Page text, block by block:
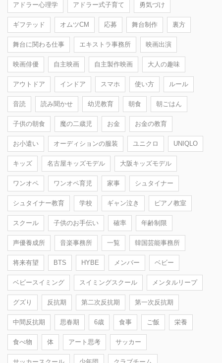
アドラー心理学 アドラー式子育て 勇気づけ
ギフテッド オムツCM 応募 舞台制作 裏方
舞台に関わる仕事 エキストラ事務所 映画出演
映画俳優 自主映画 自主製作映画 大人の趣味
アウトドア インドア スマホ 使い方 ルール
音読 読み聞かせ 幼児教育 朝食 朝ごはん
子供の朝食 魔の二歳児 お金 お金の教育
お小遣い オーディションの服装 ユニクロ UNIQLO
キッズ 名古屋キッズモデル 大阪キッズモデル
ワンオペ ワンオペ育児 家事 シュタイナー
シュタイナー教育 学校 ギャン泣き ピアノ教室
スクール 子供のお手伝い 確率 年齢制限
声優養成所 音楽事務所 一覧 韓国芸能事務所
将来有望 BTS HYBE メンバー ベビー
ベビースイミング スイミングスクール メンタルリープ
グズり 反抗期 第二次反抗期 第一次反抗期
中間反抗期 思春期 6歳 食事 ご飯 栄養
食べ物 体 アート思考 サッカー